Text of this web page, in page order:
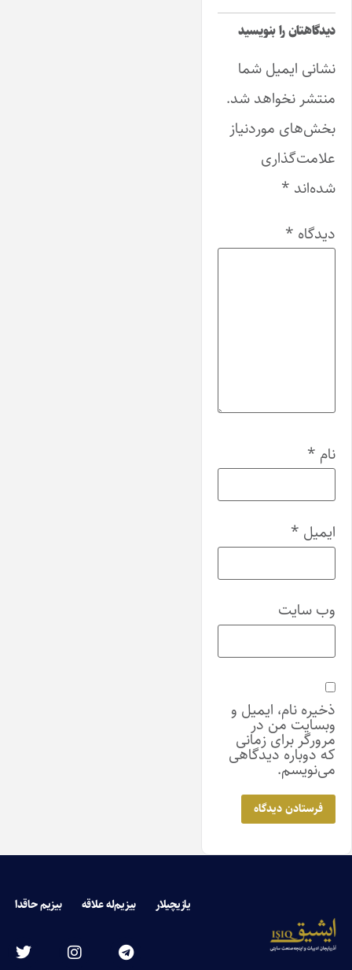
دیدگاهتان را بنویسید
نشانی ایمیل شما
منتشر نخواهد شد.
بخش‌های موردنیاز
علامت‌گذاری
شده‌اند *
دیدگاه *
نام *
ایمیل *
وب‌ سایت
ذخیره نام، ایمیل و
وبسایت من در
مرورگر برای زمانی
که دوباره دیدگاهی
می‌نویسم.
یازیچیلار بیزیم‌له علاقه بیزیم حاقدا